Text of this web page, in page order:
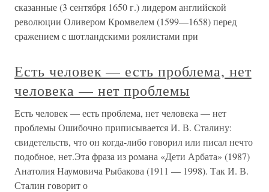
сказанные (3 сентября 1650 г.) лидером английской
революции Оливером Кромвелем (1599—1658) перед
сражением с шотландскими роялистами при
Есть человек — есть проблема, нет
человека — нет проблемы
Есть человек — есть проблема, нет человека — нет
проблемы Ошибочно приписывается И. В. Сталину:
свидетельств, что он когда-либо говорил или писал нечто
подобное, нет.Эта фраза из романа «Дети Арбата» (1987)
Анатолия Наумовича Рыбакова (1911 — 1998). Так И. В.
Сталин говорит о